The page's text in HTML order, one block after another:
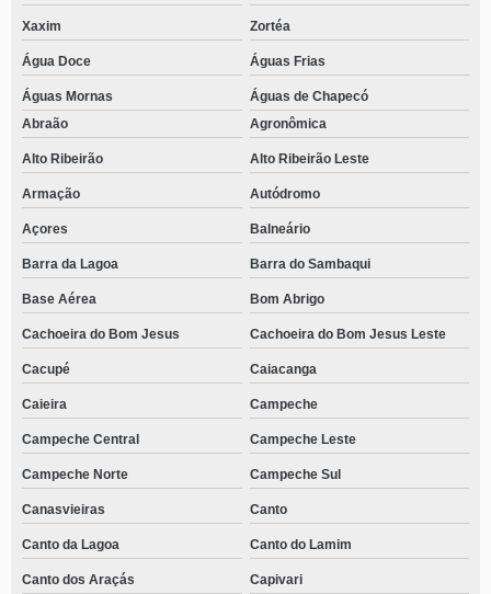
Xaxim Zortéa
Água Doce Águas Frias
Águas Mornas
Águas de Chapecó
Abraão
Agronômica
Alto Ribeirão Alto Ribeirão Leste
Armação Autódromo
Açores Balneário
Barra da Lagoa Barra do Sambaqui
Base Aérea Bom Abrigo
Cachoeira do Bom Jesus Cachoeira do Bom Jesus Leste
Cacupé Caiacanga
Caieira Campeche
Campeche Central Campeche Leste
Campeche Norte Campeche Sul
Canasvieiras Canto
Canto da Lagoa Canto do Lamim
Canto dos Araçás Capivari